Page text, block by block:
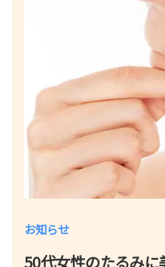
お知らせ
50代女性のたるみ